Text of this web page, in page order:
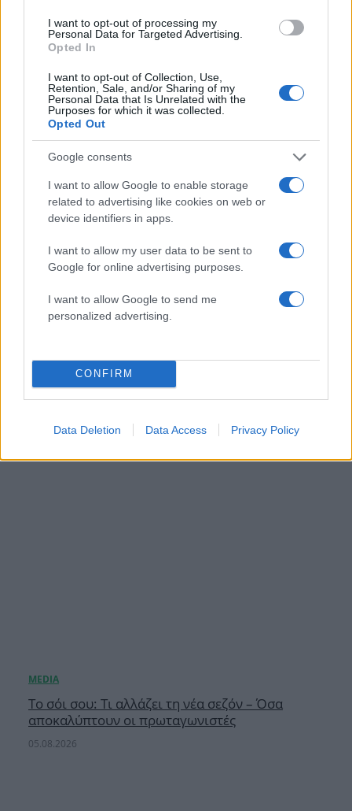
I want to opt-out of processing my
Personal Data for Targeted Advertising.
Opted In
I want to opt-out of Collection, Use,
Retention, Sale, and/or Sharing of my
Personal Data that Is Unrelated with the
Purposes for which it was collected.
Opted Out
Google consents
I want to allow Google to enable storage
related to advertising like cookies on web or
device identifiers in apps.
I want to allow my user data to be sent to
Google for online advertising purposes.
I want to allow Google to send me
personalized advertising.
CONFIRM
Data Deletion Data Access Privacy Policy
σχόλια για το σώμα της με μια μακροσκελή
ανάρτηση – «Αγαπώ τις καμπύλες μου»
Μπράντλεϊ Κούπερ – Τζίτζι Χαντίντ: Η αλήθεια
πίσω από τις βέρες που άναψαν «φωτιές» για
κρυφό γάμο
Το σόι σου: Τι αλλάζει τη νέα σεζόν – Όσα
αποκαλύπτουν οι πρωταγωνιστές
05.08.2026